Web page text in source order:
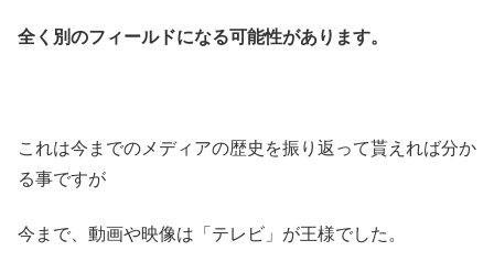
全く別のフィールドになる可能性があります。
これは今までのメディアの歴史を振り返って貰えれば分か
る事ですが
今まで、動画や映像は「テレビ」が王様でした。